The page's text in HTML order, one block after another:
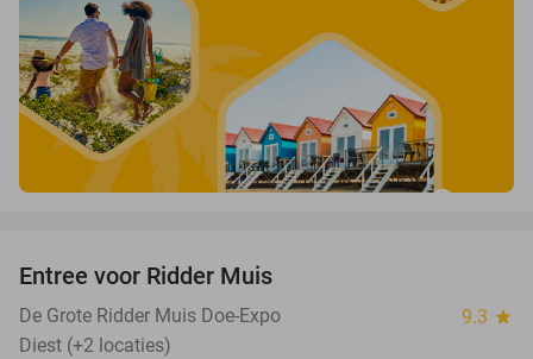
Entree voor Ridder Muis
De Grote Ridder Muis Doe-Expo 9.3 star
Diest (+2 locaties)